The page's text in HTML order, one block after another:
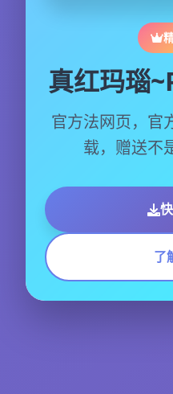
真红玛瑙
官方法网页，官
载，赠送不
了